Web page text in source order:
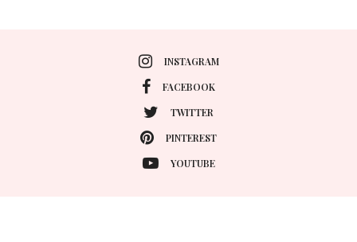
INSTAGRAM
FACEBOOK
TWITTER
PINTEREST
YOUTUBE